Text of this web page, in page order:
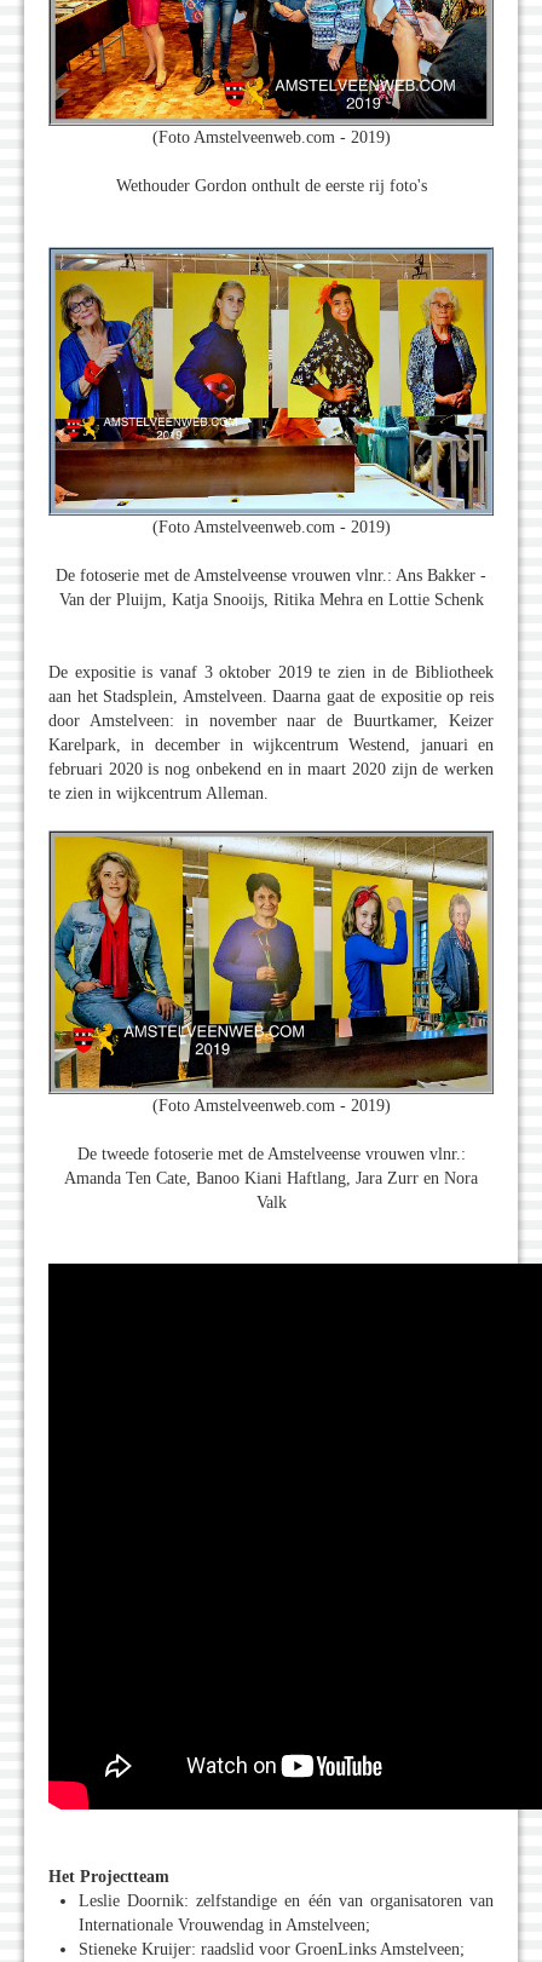
(Foto Amstelveenweb.com - 2019)
Wethouder Gordon onthult de eerste rij foto's
(Foto Amstelveenweb.com - 2019)
De fotoserie met de Amstelveense vrouwen vlnr.: Ans Bakker -
Van der Pluijm, Katja Snooijs, Ritika Mehra en Lottie Schenk
De expositie is vanaf 3 oktober 2019 te zien in de Bibliotheek
aan het Stadsplein, Amstelveen. Daarna gaat de expositie op reis
door Amstelveen: in november naar de Buurtkamer, Keizer
Karelpark, in december in wijkcentrum Westend, januari en
februari 2020 is nog onbekend en in maart 2020 zijn de werken
te zien in wijkcentrum Alleman.
(Foto Amstelveenweb.com - 2019)
De tweede fotoserie met de Amstelveense vrouwen vlnr.:
Amanda Ten Cate, Banoo Kiani Haftlang, Jara Zurr en Nora
Valk
Het Projectteam
Leslie Doornik: zelfstandige en één van organisatoren van
Internationale Vrouwendag in Amstelveen;
Stieneke Kruijer: raadslid voor GroenLinks Amstelveen;